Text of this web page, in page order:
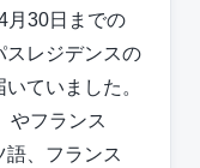
月30日までの
スレジデンスの
ていました。
やフランス
語、フランス